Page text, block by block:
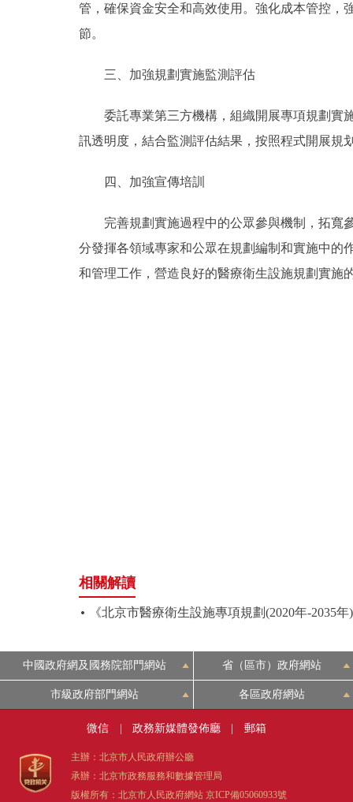
管，確保資金安全和高效使用。強化成本管控，
節。
三、加強規劃實施監測評估
委託專業第三方機構，組織開展專項規劃實施
訊透明度，結合監測評估結果，按照程式開展規
四、加強宣傳培訓
完善規劃實施過程中的公眾參與機制，拓寬參
分發揮各領域專家和公眾在規劃編制和實施中的
和管理工作，營造良好的醫療衛生設施規劃實施
相關解讀
《北京市醫療衛生設施專項規劃(2020年-2035
中國政府網及國務院部門網站 省（區市）政府網站
市級政府部門網站 各區政府網站
微信 政務新媒體發佈廳 郵箱
主辦：北京市人民政府辦公廳
承辦：北京市政務服務和數據管理局
版權所有：北京市人民政府網站 京ICP備05060933號